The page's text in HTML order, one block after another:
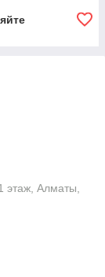
этаж, Алматы,